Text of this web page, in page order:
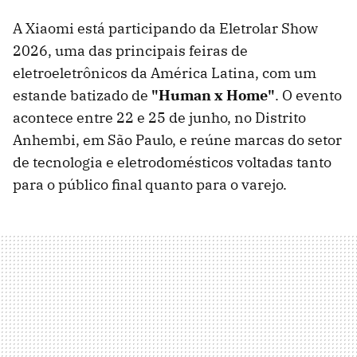
A Xiaomi está participando da Eletrolar Show
2026, uma das principais feiras de
eletroeletrônicos da América Latina, com um
estande batizado de "Human x Home". O evento
acontece entre 22 e 25 de junho, no Distrito
Anhembi, em São Paulo, e reúne marcas do setor
de tecnologia e eletrodomésticos voltadas tanto
para o público final quanto para o varejo.